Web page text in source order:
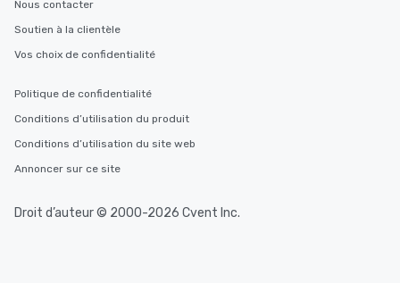
Nous contacter
Soutien à la clientèle
Vos choix de confidentialité
Politique de confidentialité
Conditions d’utilisation du produit
Conditions d’utilisation du site web
Annoncer sur ce site
Droit d’auteur © 2000-2026 Cvent Inc.